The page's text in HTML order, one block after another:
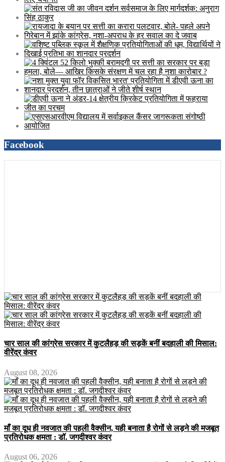
Facebook
चार साल की कांग्रेस सरकार में कुटलैहड़ की सड़कें बनीं बदहाली की मिसाल:
वीरेंद्र कंवर
August 08, 2026
माँ का दूध ही नवजात की पहली वैक्सीन, यही बनाता है रोगों से लड़ने की मजबूत
प्रतिरोधक क्षमता : डॉ. जगदीश्वर कंवर
August 06, 2026